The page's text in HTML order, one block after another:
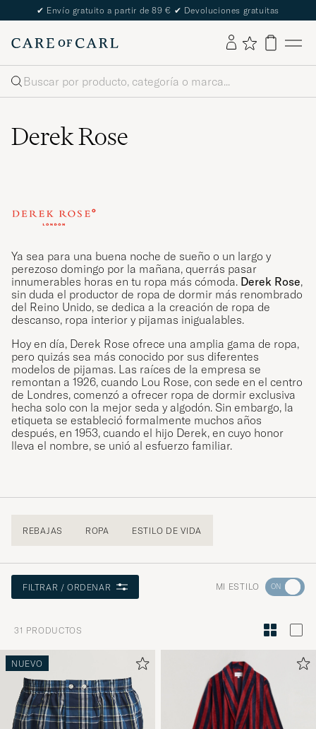
The Care of Carl Passport
Buscar
Derek Rose
Ya sea para una buena noche de sueño o un largo y
perezoso domingo por la mañana, querrás pasar
innumerables horas en tu ropa más cómoda. Derek Rose,
sin duda el productor de ropa de dormir más renombrado
del Reino Unido, se dedica a la creación de ropa de
descanso, ropa interior y pijamas inigualables.
Hoy en día, Derek Rose ofrece una amplia gama de ropa,
pero quizás sea más conocido por sus diferentes
modelos de pijamas. Las raíces de la empresa se
remontan a 1926, cuando Lou Rose, con sede en el centro
de Londres, comenzó a ofrecer ropa de dormir exclusiva
hecha solo con la mejor seda y algodón. Sin embargo, la
etiqueta se estableció formalmente muchos años
después, en 1953, cuando el hijo Derek, en cuyo honor
lleva el nombre, se unió al esfuerzo familiar.
REBAJAS ROPA ESTILO DE VIDA
FILTRAR / ORDENAR MI ESTILO Ve
para
activar
Mi
31 PRODUCTOS
NUEVO